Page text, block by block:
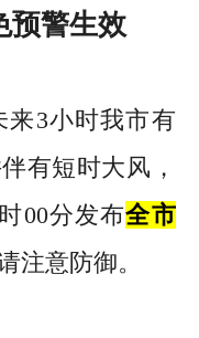
预警生效
来3小时我市有
有短时大风，
00分发布全市
注意防御。